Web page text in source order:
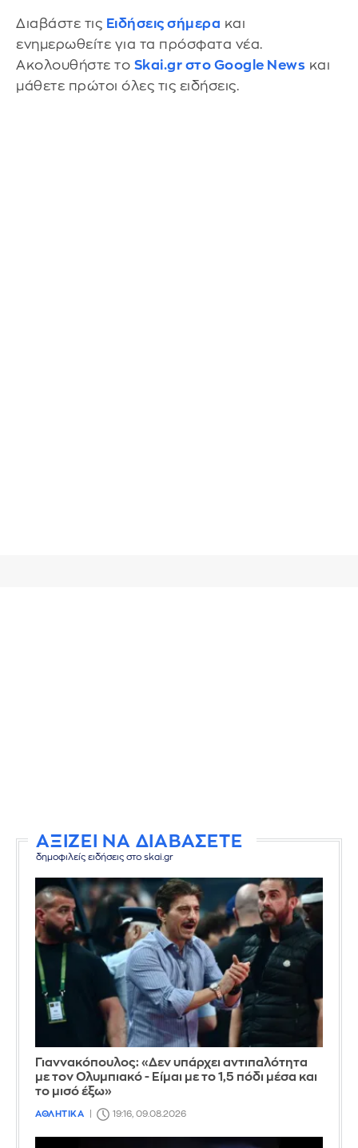
Διαβάστε τις Ειδήσεις σήμερα και
ενημερωθείτε για τα πρόσφατα νέα.
Ακολουθήστε το Skai.gr στο Google News και
μάθετε πρώτοι όλες τις ειδήσεις.
ΑΞΙΖΕΙ ΝΑ ΔΙΑΒΑΣΕΤΕ
δημοφιλείς ειδήσεις στο skai.gr
Γιαννακόπουλος: «Δεν υπάρχει αντιπαλότητα
με τον Ολυμπιακό - Είμαι με το 1,5 πόδι μέσα και
το μισό έξω»
ΑΘΛΗΤΙΚΑ 19:16, 09.08.2026